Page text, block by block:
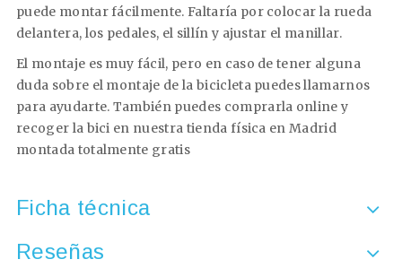
puede montar fácilmente. Faltaría por colocar la rueda
delantera, los pedales, el sillín y ajustar el manillar.
El montaje es muy fácil, pero en caso de tener alguna
duda sobre el montaje de la bicicleta puedes llamarnos
para ayudarte. También puedes comprarla online y
recoger la bici en nuestra tienda física en Madrid
montada totalmente gratis
Ficha técnica
Reseñas